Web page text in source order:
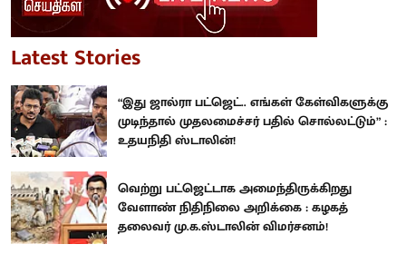
Latest Stories
“இது ஜால்ரா பட்ஜெட்.. எங்கள் கேள்விகளுக்கு
முடிந்தால் முதலமைச்சர் பதில் சொல்லட்டும்” :
உதயநிதி ஸ்டாலின்!
வெற்று பட்ஜெட்டாக அமைந்திருக்கிறது
வேளாண் நிதிநிலை அறிக்கை : கழகத்
தலைவர் மு.க.ஸ்டாலின் விமர்சனம்!